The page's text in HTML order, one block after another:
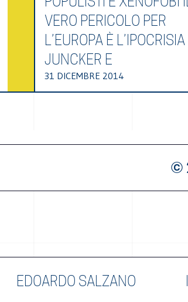
EDOARDO SALZANO
VERO PERICOLO PER
L’EUROPA È L’IPOCRISIA
JUNCKER E
31 DICEMBRE 2014
©